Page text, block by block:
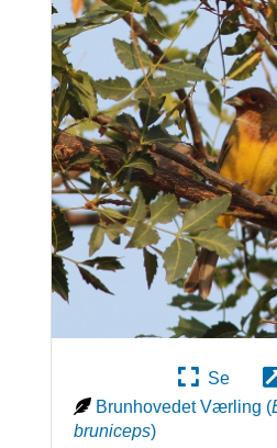
Se
Brunhovedet Værling (
bruniceps)